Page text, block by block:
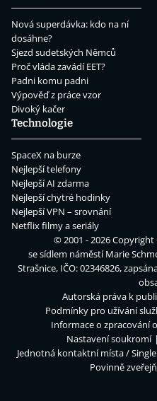
Nová superdávka: kdo na ní
dosáhne?
Sjezd sudetských Němců
Proč vláda zavádí EET?
Padni komu padni
Výpověď z práce vzor
Divoký kačer
Technologie
SpaceX na burze
Nejlepší telefony
Nejlepší AI zdarma
Nejlepší chytré hodinky
Nejlepší VPN – srovnání
Netflix filmy a seriály
© 2001 - 2026 Copyright
se sídlem náměstí Marie
Strašnice, IČO: 02346826,
Autorská práva k
Podmínky pro užívání
Informace o zpracování
Nastavení soukromí
Jednotná kontaktní místa /
Povinně